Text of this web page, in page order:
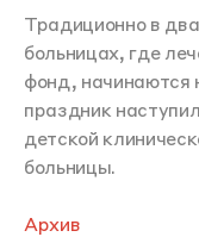
Традиционно в
больницах, где
фонд, начинаются
праздник
детской
больницы.
Архив